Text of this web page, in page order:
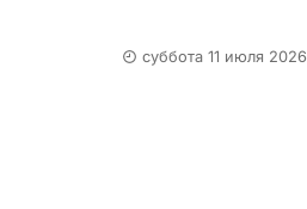
суббота 11 июля 2026